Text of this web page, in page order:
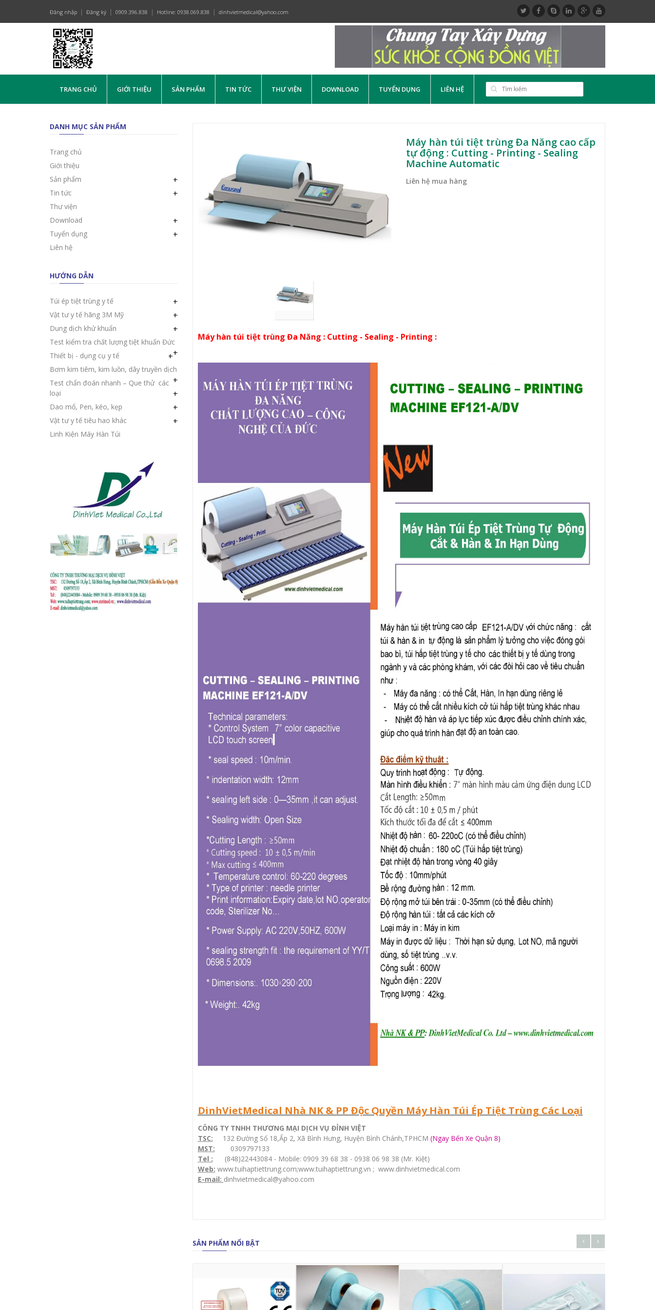
Đăng nhập Đăng ký 0909.396.838 Hotline: 0938.069.838 dinhvietmedical@yahoo.com
TRANG CHỦ GIỚI THIỆU SẢN PHẨM TIN TỨC THƯ VIỆN DOWNLOAD TUYỂN DỤNG LIÊN HỆ
DANH MỤC SẢN PHẨM
Trang chủ
Giới thiệu
Sản phẩm
+
Tin tức +
Thư viện
Download
+
Tuyển dụng +
Liên hệ
HƯỚNG DẪN
Túi ép tiệt trùng y tế +
Vật tư y tế hãng 3M Mỹ +
Dung dịch khử khuẩn +
Test kiểm tra chất lượng tiệt khuẩn Đức
+
Thiết bị - dụng cụ y tế +
Bơm kim tiêm, kim luồn, dây truyền dịch
+
Test chẩn đoán nhanh – Que thử các
loại
+
Dao mổ, Pen, kéo, kẹp +
Vật tư y tế tiêu hao khác +
Linh Kiện Máy Hàn Túi
Máy hàn túi tiệt trùng Đa Năng cao cấp
tự động : Cutting - Printing - Sealing
Machine Automatic
Liên hệ mua hàng
Máy hàn túi tiệt trùng Đa Năng : Cutting - Sealing - Printing :
DinhVietMedical Nhà NK & PP Độc Quyền Máy Hàn Túi Ép Tiệt Trùng Các Loại
CÔNG TY TNHH THƯƠNG MẠI DỊCH VỤ ĐỈNH VIỆT
TSC: 132 Đường Số 18,Ấp 2, Xã Bình Hưng, Huyện Bình Chánh,TPHCM (Ngay Bến Xe Quận 8)
MST: 0309797133
Tel : (848)22443084 - Mobile: 0909 39 68 38 - 0938 06 98 38 (Mr. Kiệt)
Web: www.tuihaptiettrung.com;www.tuihaptiettrung.vn ; www.dinhvietmedical.com
E-mail: dinhvietmedical@yahoo.com
SẢN PHẨM NỔI BẬT